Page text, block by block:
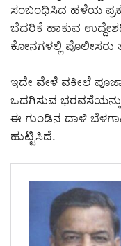
ಸಂಬಂಧಿಸಿದ ಹಳೆಯ
ಬೆದರಿಕೆ ಹಾಕುವ
ಕೋನಗಳಲ್ಲಿ ಪೊಲೀಸರು
ಇದೇ ವೇಳೆ ವಕೀಲೆ
ಒದಗಿಸುವ ಭರವಸೆಯನ್ನು
ಈ ಗುಂಡಿನ ದಾಳಿ
ಹುಟ್ಟಿಸಿದೆ.